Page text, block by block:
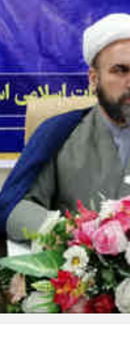
*چندرسانه‌ای
فیلم
گالری
اینفوگرافی
عکس
صوت و فیلم